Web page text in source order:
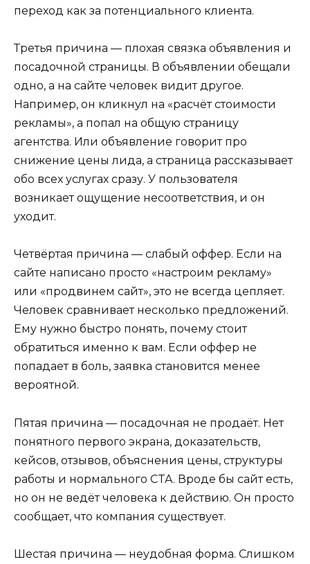
переход как за потенциального клиента.
Третья причина — плохая связка объявления и
посадочной страницы. В объявлении обещали
одно, а на сайте человек видит другое.
Например, он кликнул на «расчёт стоимости
рекламы», а попал на общую страницу
агентства. Или объявление говорит про
снижение цены лида, а страница рассказывает
обо всех услугах сразу. У пользователя
возникает ощущение несоответствия, и он
уходит.
Четвёртая причина — слабый оффер. Если на
сайте написано просто «настроим рекламу»
или «продвинем сайт», это не всегда цепляет.
Человек сравнивает несколько предложений.
Ему нужно быстро понять, почему стоит
обратиться именно к вам. Если оффер не
попадает в боль, заявка становится менее
вероятной.
Пятая причина — посадочная не продаёт. Нет
понятного первого экрана, доказательств,
кейсов, отзывов, объяснения цены, структуры
работы и нормального CTA. Вроде бы сайт есть,
но он не ведёт человека к действию. Он просто
сообщает, что компания существует.
Шестая причина — неудобная форма. Слишком